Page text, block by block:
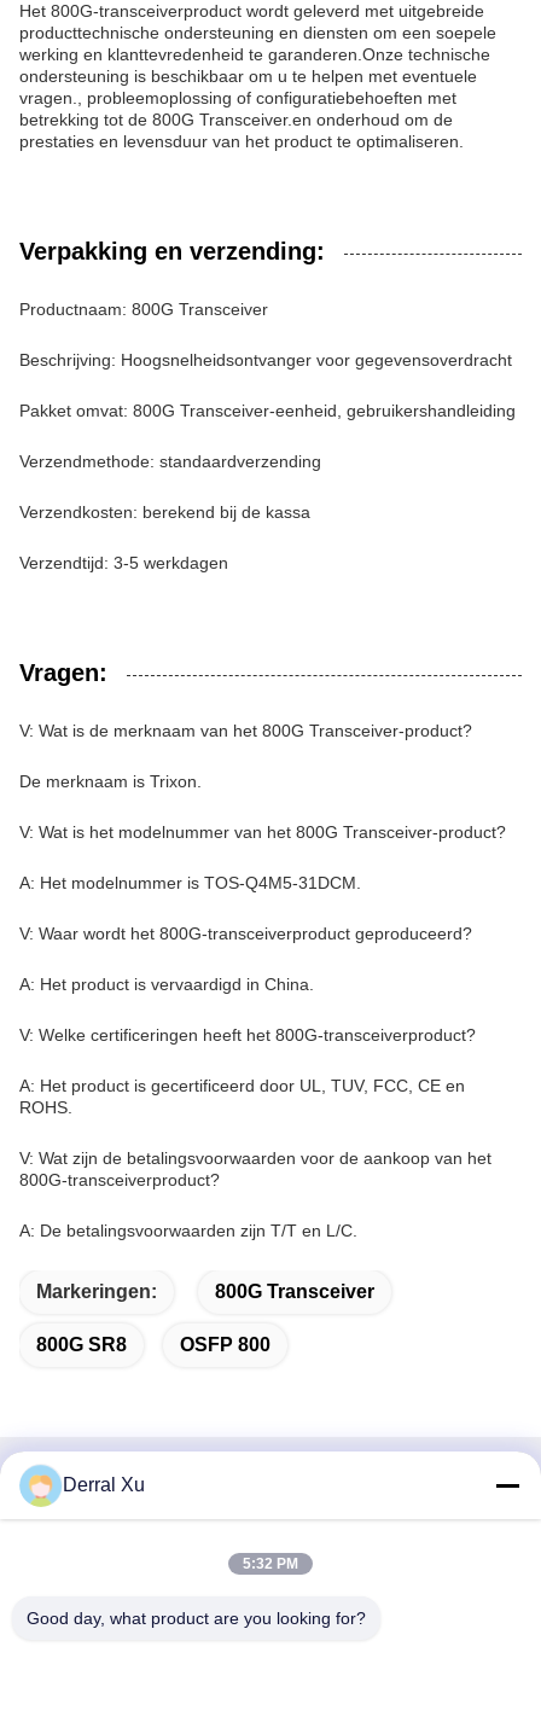
Het 800G-transceiverproduct wordt geleverd met uitgebreide
producttechnische ondersteuning en diensten om een soepele
werking en klanttevredenheid te garanderen.Onze technische
ondersteuning is beschikbaar om u te helpen met eventuele
vragen., probleemoplossing of configuratiebehoeften met
betrekking tot de 800G Transceiver.en onderhoud om de
prestaties en levensduur van het product te optimaliseren.
Verpakking en verzending:
Productnaam: 800G Transceiver
Beschrijving: Hoogsnelheidsontvanger voor gegevensoverdracht
Pakket omvat: 800G Transceiver-eenheid, gebruikershandleiding
Verzendmethode: standaardverzending
Verzendkosten: berekend bij de kassa
Verzendtijd: 3-5 werkdagen
Vragen:
V: Wat is de merknaam van het 800G Transceiver-product?
De merknaam is Trixon.
V: Wat is het modelnummer van het 800G Transceiver-product?
A: Het modelnummer is TOS-Q4M5-31DCM.
V: Waar wordt het 800G-transceiverproduct geproduceerd?
A: Het product is vervaardigd in China.
V: Welke certificeringen heeft het 800G-transceiverproduct?
A: Het product is gecertificeerd door UL, TUV, FCC, CE en
ROHS.
V: Wat zijn de betalingsvoorwaarden voor de aankoop van het
800G-transceiverproduct?
A: De betalingsvoorwaarden zijn T/T en L/C.
Markeringen: 800G Transceiver
800G SR8 OSFP 800
Snel contact
Tianfu New Area, Chengdu Sichuan Provincie, 610213,
Derral Xu
5:32 PM
Good day, what product are you looking for?